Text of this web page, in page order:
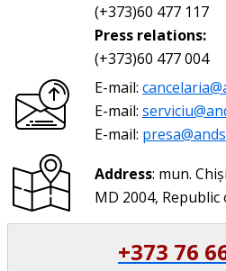
(+373)60 477 117
Press relations:
(+373)60 477 004
E-mail:
E-mail:
E-mail:
Address: mun.
MD 2004,
+373 76